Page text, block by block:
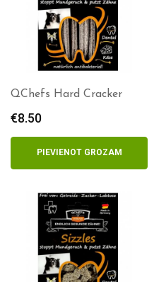
QChefs Hard Cracker
€8.50
PIEVIENOT GROZAM